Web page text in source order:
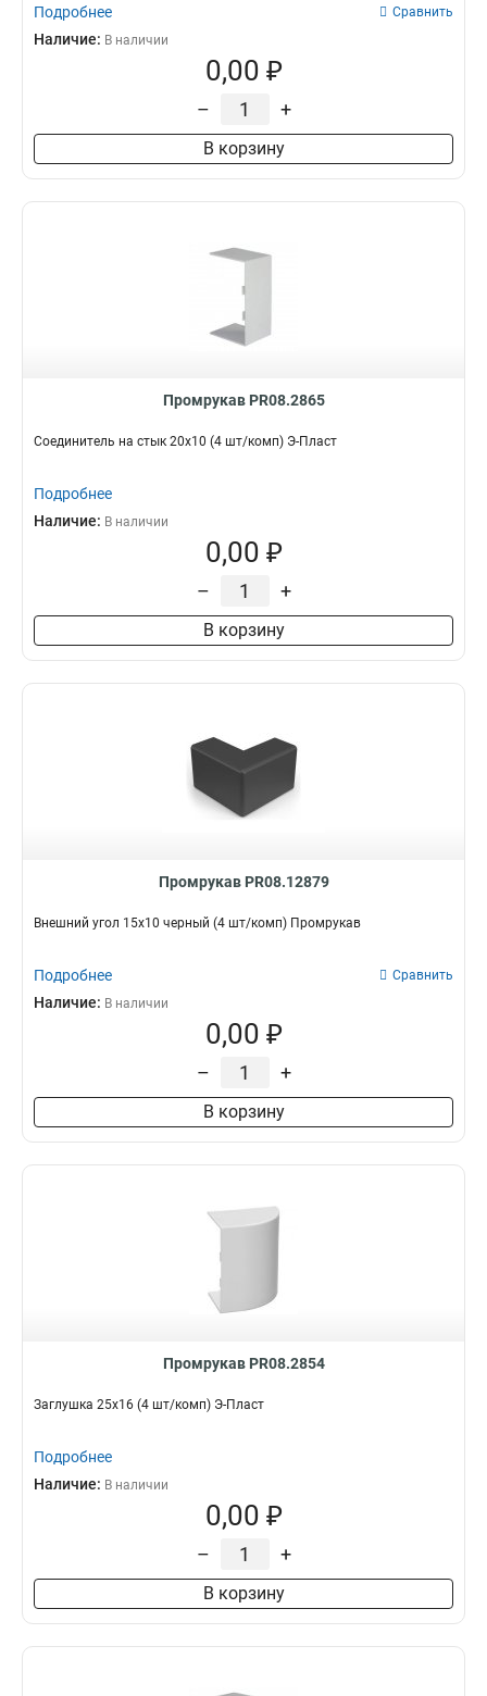
Подробнее Сравнить
Наличие: В наличии
0,00 ₽
– +
В корзину
Промрукав PR08.2865
Соединитель на стык 20х10 (4 шт/комп) Э-Пласт
Подробнее
Наличие: В наличии
0,00 ₽
– +
В корзину
Промрукав PR08.12879
Внешний угол 15х10 черный (4 шт/комп) Промрукав
Подробнее Сравнить
Наличие: В наличии
0,00 ₽
– +
В корзину
Промрукав PR08.2854
Заглушка 25х16 (4 шт/комп) Э-Пласт
Подробнее
Наличие: В наличии
0,00 ₽
– +
В корзину